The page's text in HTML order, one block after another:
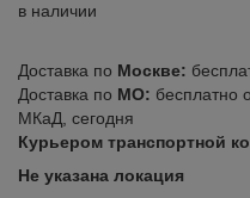
в наличии
Доставка по Москве:
Доставка по МО: бесплатно
МКаД, сегодня
Курьером транспортной
Не указана локация